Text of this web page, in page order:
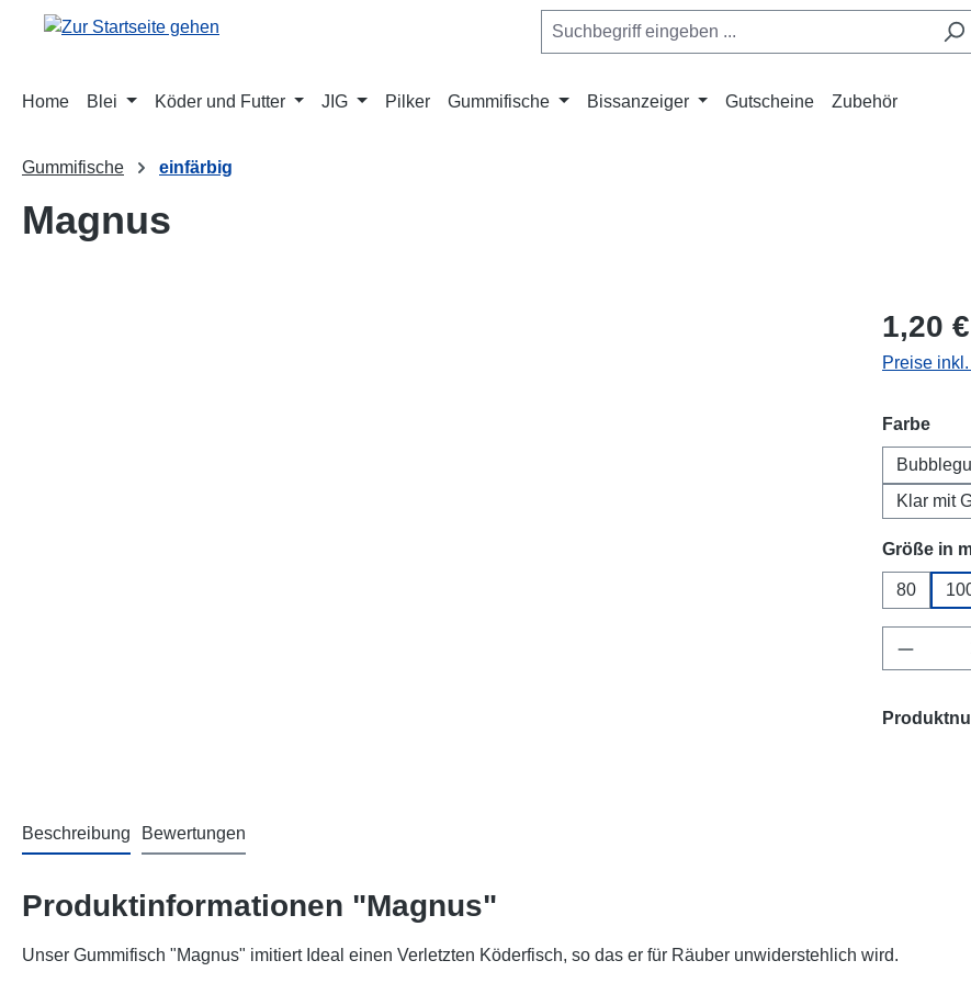
Zur Hauptnavigation springen
Home Blei Köder und Futter JIG Pilker Gummifische Bissanzeiger Gutscheine Zubehör
Gummifische einfärbig
Magnus
1,20 €
Preise
Farbe
Klar mit
Größe in
80
Beschreibung Bewertungen
Produktinformationen "Magnus"
Unser Gummifisch "Magnus" imitiert Ideal einen Verletzten Köderfisch, so das er für Räuber unwiderstehlich wird.